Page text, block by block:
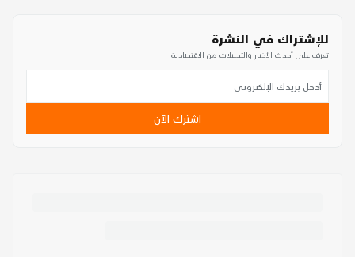
للإشتراك في النشرة
تعرف على أحدث الأخبار والتحليلات من الاقتصادية
اشترك الآن